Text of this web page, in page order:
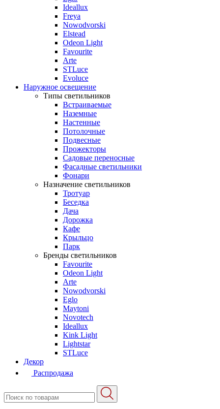
Ideallux
Freya
Nowodvorski
Elstead
Odeon Light
Favourite
Arte
STLuce
Evoluce
Наружное освещение
Типы светильников
Встраиваемые
Наземные
Настенные
Потолочные
Подвесные
Прожекторы
Садовые переносные
Фасадные светильники
Фонари
Назначение светильников
Тротуар
Беседка
Дача
Дорожка
Кафе
Крыльцо
Парк
Бренды светильников
Favourite
Odeon Light
Arte
Nowodvorski
Eglo
Maytoni
Novotech
Ideallux
Kink Light
Lightstar
STLuce
Декор
Распродажа